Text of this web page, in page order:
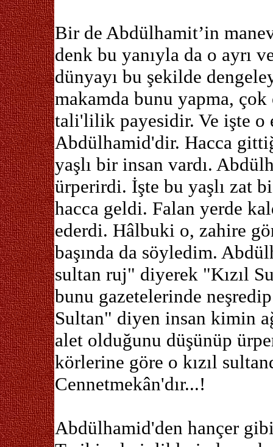
Bir de Abdülhamit’in
denk bu yanıyla da o ayrı
dünyayı bu şekilde
makamda bunu yapma,
tali'lilik payesidir. Ve işte o
Abdülhamid'dir. Hacca
yaşlı bir insan vardı.
ürperirdi. İşte bu yaşlı zat
hacca geldi. Falan yerde
ederdi. Hâlbuki o, zahire
başında da söyledim.
sultan ruj" diyerek "Kızıl
bunu gazetelerinde
Sultan" diyen insan kimin
alet olduğunu düşünüp
körlerine göre o kızıl
Cennetmekân'dır...!
Abdülhamid'den hançer